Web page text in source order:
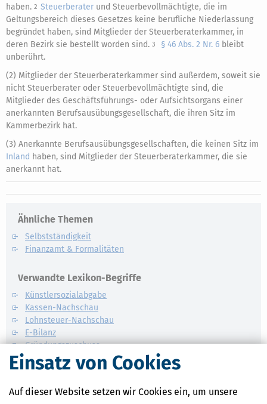
Einsatz von Cookies
Auf dieser Website setzen wir Cookies ein, um unsere
haben. 2 Steuerberater und Steuerbevollmächtigte, die im
Geltungsbereich dieses Gesetzes keine berufliche Niederlassung
begründet haben, sind Mitglieder der Steuerberaterkammer, in
deren Bezirk sie bestellt worden sind. 3 § 46 Abs. 2 Nr. 6 bleibt
unberührt.
(2) Mitglieder der Steuerberaterkammer sind außerdem, soweit sie
nicht Steuerberater oder Steuerbevollmächtigte sind, die
Mitglieder des Geschäftsführungs- oder Aufsichtsorgans einer
anerkannten Berufsausübungsgesellschaft, die ihren Sitz im
Kammerbezirk hat.
(3) Anerkannte Berufsausübungsgesellschaften, die keinen Sitz im
Inland haben, sind Mitglieder der Steuerberaterkammer, die sie
anerkannt hat.
Ähnliche Themen
Selbstständigkeit
Finanzamt & Formalitäten
Verwandte Lexikon-Begriffe
Künstlersozialabgabe
Kassen-Nachschau
Lohnsteuer-Nachschau
E-Bilanz
Gründungszuschuss